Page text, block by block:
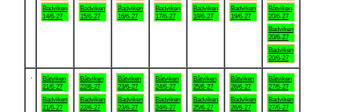
Badviken
14/6-27
Badviken
15/6-27
Badviken
16/6-27
Badviken
17/6-27
Badviken
18/6-27
Badviken
19/6-27
Båtviken
20/6-27
Badviken
20/6-27
Badviken
20/6-27
Båtviken
21/6-27
Badviken
21/6-27
Båtviken
22/6-27
Badviken
22/6-27
Båtviken
23/6-27
Badviken
23/6-27
Båtviken
24/6-27
Badviken
24/6-27
Båtviken
25/6-27
Badviken
25/6-27
Båtviken
26/6-27
Badviken
26/6-27
Båtviken
27/6-27
Badviken
27/6-27